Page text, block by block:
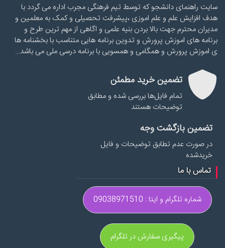
سایت راهنمای دانشجو که توسط تیم فرهنگی مجرب اداره می گردد با
هدف افزایش علم و علم اموزی ،پیشرفت تحصیلی و کمک به معلمین و
مدیران محترم جهت بالا بردن بنیه علمی و اگاهی از مهم ترین طرح و
برنامه های اموزش پرورش و تدوین برنامه هایی متناسب با بخشنامه ها
ی اموزش پرورش و همگامی و همسویی با برنامه درسی ملی می باشد…
تضمین خرید مطمئن
تمام فایل‌ها بررسی شده و مطابق
توضیحات هستند
تضمین بازگشت وجه
در صورت عدم تطابق توضیحات و فایل
خریدشده
تماس با ما
شماره تلگرام و ایتا : 09038971510
پیگیری سفارش در تلگرام